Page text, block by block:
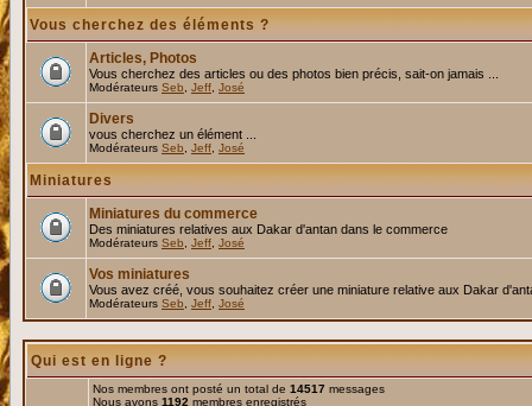
Vous cherchez des éléments ?
Articles, Photos
Vous cherchez des articles ou des photos bien précis, sait-on jamais ...
Modérateurs Seb Jeff José
Divers
vous cherchez un élément ...
Modérateurs Seb Jeff José
Miniatures
Miniatures du commerce
Des miniatures relatives aux Dakar d'antan dans le commerce
Modérateurs Seb Jeff José
Vos miniatures
Vous avez créé, vous souhaitez créer une miniature relative aux Dakar
Modérateurs Seb Jeff José
Qui est en ligne ?
Nos membres ont posté un total de 14517 messages
Nous avons 1192 membres enregistrés